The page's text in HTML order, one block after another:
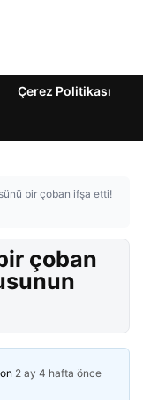
Çerez Politikası
bir çoban ifşa etti!
çoban
2 ay 4 hafta önce